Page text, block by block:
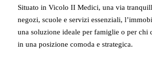
Situato in Vicolo II Medici, una via
negozi, scuole e servizi essenziali,
una soluzione ideale per famiglie o per chi
in una posizione comoda e strategica.